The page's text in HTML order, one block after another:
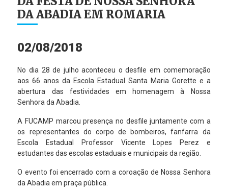
DA ABADIA EM ROMARIA
02/08/2018
No dia 28 de julho aconteceu o desfile em comemoração
aos 66 anos da Escola Estadual Santa Maria Gorette e a
abertura das festividades em homenagem à Nossa
Senhora da Abadia.
A FUCAMP marcou presença no desfile juntamente com a
os representantes do corpo de bombeiros, fanfarra da
Escola Estadual Professor Vicente Lopes Perez e
estudantes das escolas estaduais e municipais da região.
O evento foi encerrado com a coroação de Nossa Senhora
da Abadia em praça pública.